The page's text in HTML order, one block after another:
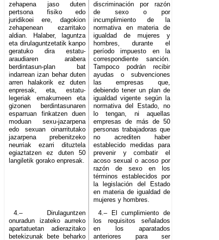
zehapena jaso duten
pertsona fisiko edo
juridikoei ere, dagokion
zehapenean ezarritako
aldian. Halaber, laguntza
eta dirulaguntzetatik kanpo
geratuko dira estatu-
araudiaren arabera
berdintasun-plan bat
indarrean izan behar duten
arren halakorik ez duten
enpresak, eta, estatu-
legeriak emakumeen eta
gizonen berdintasunaren
esparruan finkatzen duen
moduan sexu-jazarpena
edo sexuan oinarritutako
jazarpena prebenitzeko
neurriak ezarri dituztela
egiaztatzen ez duten 50
langiletik gorako enpresak.
discriminación por razón
de sexo o por
incumplimiento de la
normativa en materia de
igualdad de mujeres y
hombres, durante el
período impuesto en la
correspondiente sanción.
Tampoco podrán recibir
ayudas o subvenciones
las empresas que,
debiendo tener un plan de
igualdad vigente según la
normativa del Estado, no
lo tengan, ni aquellas
empresas de más de 50
personas trabajadoras que
no acrediten haber
establecido medidas para
prevenir y combatir el
acoso sexual o acoso por
razón de sexo en los
términos establecidos por
la legislación del Estado
en materia de igualdad de
mujeres y hombres.
4.– Dirulaguntzen
onuradun izateko aurreko
apartatuetan adierazitako
betekizunak bete beharko
4.– El cumplimiento de
los requisitos señalados
en los aparatados
anteriores para ser